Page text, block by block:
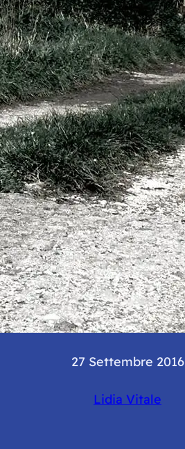
27 Settembre 2016
Lidia Vitale